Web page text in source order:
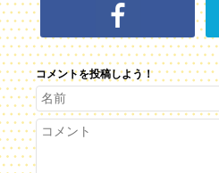
コメントを投稿しよう！